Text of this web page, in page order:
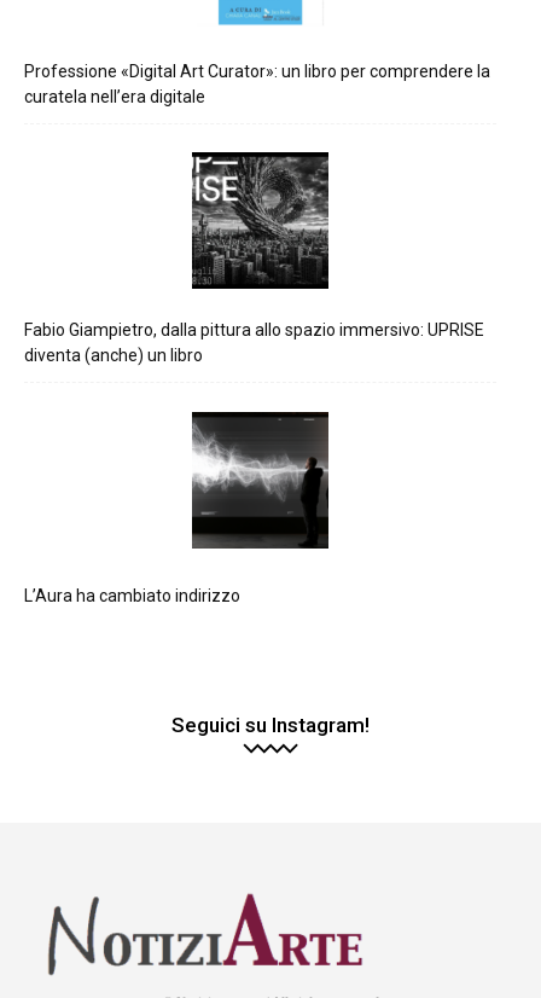
Professione «Digital Art Curator»: un libro per comprendere la
curatela nell’era digitale
Fabio Giampietro, dalla pittura allo spazio immersivo: UPRISE
diventa (anche) un libro
L’Aura ha cambiato indirizzo
Seguici su Instagram!